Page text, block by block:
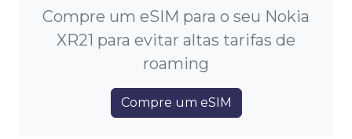
Compre um eSIM para o seu Nokia
XR21 para evitar altas tarifas de
roaming
Compre um eSIM